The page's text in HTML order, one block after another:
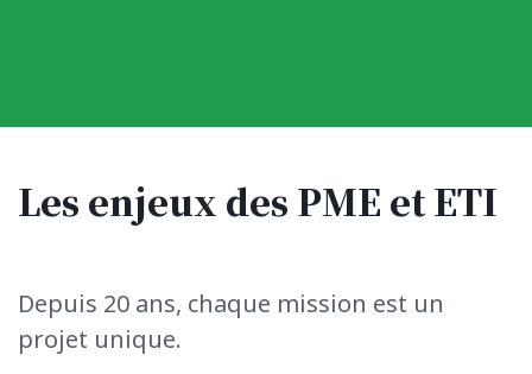
Les enjeux des PME et ETI
Depuis 20 ans, chaque mission est un
projet unique.